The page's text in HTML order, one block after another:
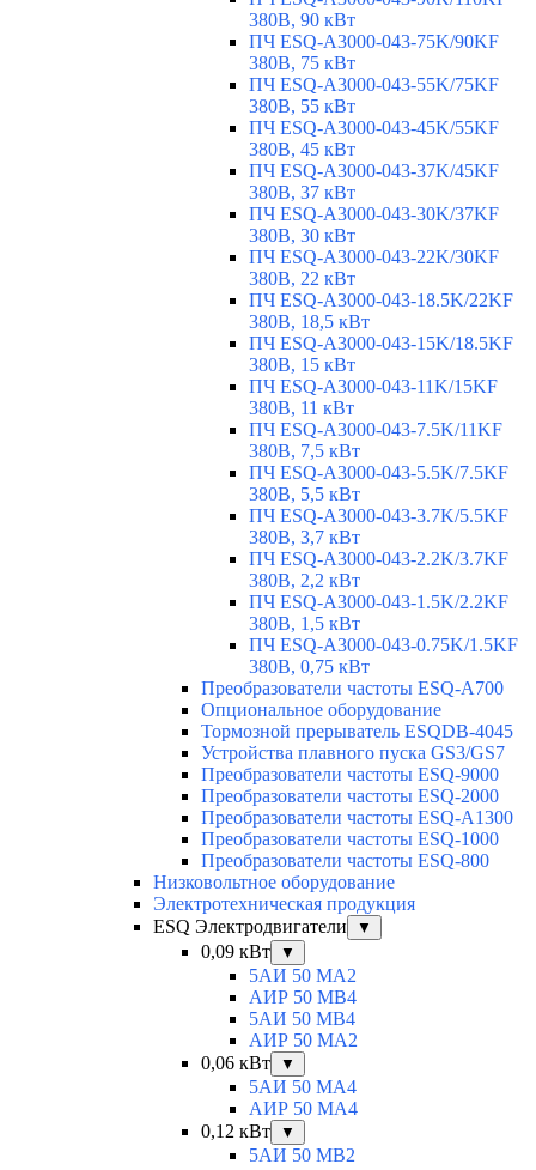
380В, 90 кВт
ПЧ ESQ-A3000-043-75K/90KF
380В, 75 кВт
ПЧ ESQ-A3000-043-55K/75KF
380В, 55 кВт
ПЧ ESQ-A3000-043-45K/55KF
380В, 45 кВт
ПЧ ESQ-A3000-043-37K/45KF
380В, 37 кВт
ПЧ ESQ-A3000-043-30K/37KF
380В, 30 кВт
ПЧ ESQ-A3000-043-22K/30KF
380В, 22 кВт
ПЧ ESQ-A3000-043-18.5K/22KF
380В, 18,5 кВт
ПЧ ESQ-A3000-043-15K/18.5KF
380В, 15 кВт
ПЧ ESQ-A3000-043-11K/15KF
380В, 11 кВт
ПЧ ESQ-A3000-043-7.5K/11KF
380В, 7,5 кВт
ПЧ ESQ-A3000-043-5.5K/7.5KF
380В, 5,5 кВт
ПЧ ESQ-A3000-043-3.7K/5.5KF
380В, 3,7 кВт
ПЧ ESQ-A3000-043-2.2K/3.7KF
380В, 2,2 кВт
ПЧ ESQ-A3000-043-1.5K/2.2KF
380В, 1,5 кВт
ПЧ ESQ-A3000-043-0.75K/1.5KF
380В, 0,75 кВт
Преобразователи частоты ESQ-A700
Опциональное оборудование
Тормозной прерыватель ESQDB-4045
Устройства плавного пуска GS3/GS7
Преобразователи частоты ESQ-9000
Преобразователи частоты ESQ-2000
Преобразователи частоты ESQ-A1300
Преобразователи частоты ESQ-1000
Преобразователи частоты ESQ-800
Низковольтное оборудование
Электротехническая продукция
ESQ Электродвигатели
▼
0,09 кВт ▼
5АИ 50 МА2
АИР 50 МВ4
5АИ 50 МB4
АИР 50 МА2
0,06 кВт
▼
5АИ 50 МА4
АИР 50 MA4
0,12 кВт
▼
5АИ 50 МB2